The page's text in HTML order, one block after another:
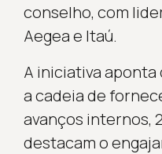
conselho, com
Aegea e Itaú.
A iniciativa
a cadeia de
avanços internos,
destacam o